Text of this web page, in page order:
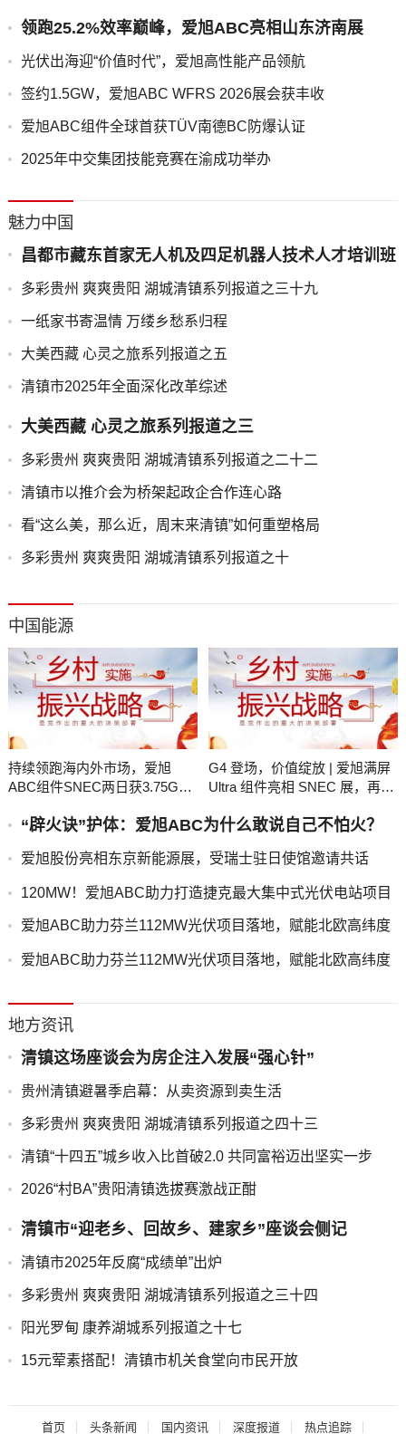
领跑25.2%效率巅峰，爱旭ABC亮相山东济南展
光伏出海迎“价值时代”，爱旭高性能产品领航
签约1.5GW，爱旭ABC WFRS 2026展会获丰收
爱旭ABC组件全球首获TÜV南德BC防爆认证
2025年中交集团技能竞赛在渝成功举办
魅力中国
昌都市藏东首家无人机及四足机器人技术人才培训班
正式开班
多彩贵州 爽爽贵阳 湖城清镇系列报道之三十九
一纸家书寄温情 万缕乡愁系归程
大美西藏 心灵之旅系列报道之五
清镇市2025年全面深化改革综述
大美西藏 心灵之旅系列报道之三
多彩贵州 爽爽贵阳 湖城清镇系列报道之二十二
清镇市以推介会为桥架起政企合作连心路
看“这么美，那么近，周末来清镇”如何重塑格局
多彩贵州 爽爽贵阳 湖城清镇系列报道之十
中国能源
持续领跑海内外市场，爱旭
ABC组件SNEC两日获3.75GW
G4 登场，价值绽放 | 爱旭满屏
Ultra 组件亮相 SNEC 展，再掀
“辟火诀”护体：爱旭ABC为什么敢说自己不怕火？
爱旭股份亮相东京新能源展，受瑞士驻日使馆邀请共话
120MW！爱旭ABC助力打造捷克最大集中式光伏电站项目
爱旭ABC助力芬兰112MW光伏项目落地，赋能北欧高纬度
爱旭ABC助力芬兰112MW光伏项目落地，赋能北欧高纬度
地方资讯
清镇这场座谈会为房企注入发展“强心针”
贵州清镇避暑季启幕：从卖资源到卖生活
多彩贵州 爽爽贵阳 湖城清镇系列报道之四十三
清镇“十四五”城乡收入比首破2.0 共同富裕迈出坚实一步
2026“村BA”贵阳清镇选拔赛激战正酣
清镇市“迎老乡、回故乡、建家乡”座谈会侧记
清镇市2025年反腐“成绩单”出炉
多彩贵州 爽爽贵阳 湖城清镇系列报道之三十四
阳光罗甸 康养湖城系列报道之十七
15元荤素搭配！清镇市机关食堂向市民开放
首页 头条新闻 国内资讯 深度报道 热点追踪